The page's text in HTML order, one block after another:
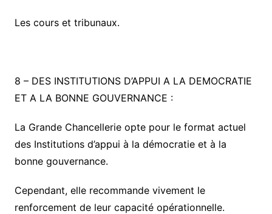
Les cours et tribunaux.
8 – DES INSTITUTIONS D’APPUI A LA DEMOCRATIE
ET A LA BONNE GOUVERNANCE :
La Grande Chancellerie opte pour le format actuel
des Institutions d’appui à la démocratie et à la
bonne gouvernance.
Cependant, elle recommande vivement le
renforcement de leur capacité opérationnelle.